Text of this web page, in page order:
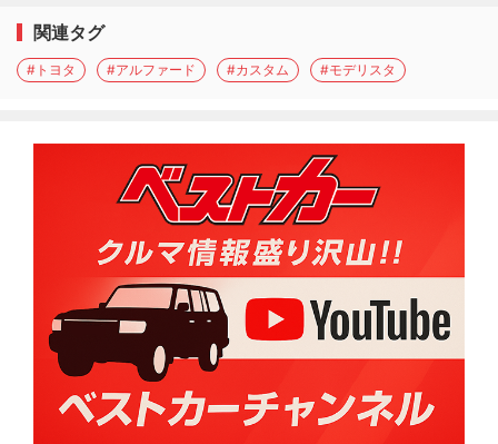
関連タグ
#トヨタ #アルファード #カスタム #モデリスタ